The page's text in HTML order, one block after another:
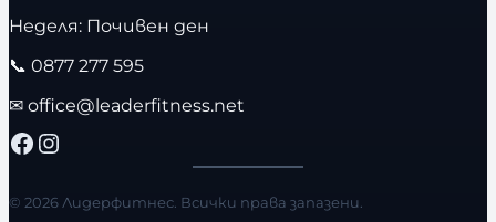
Неделя: Почивен ден
📞 0877 277 595
✉ office@leaderfitness.net
Facebook Instagram
© 2026 Лидерфитнес. Всички права запазени.